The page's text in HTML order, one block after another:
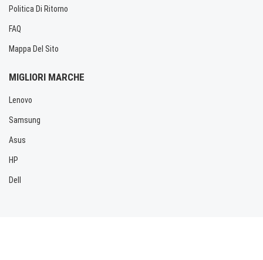
Politica Di Ritorno
FAQ
Mappa Del Sito
MIGLIORI MARCHE
Lenovo
Samsung
Asus
HP
Dell